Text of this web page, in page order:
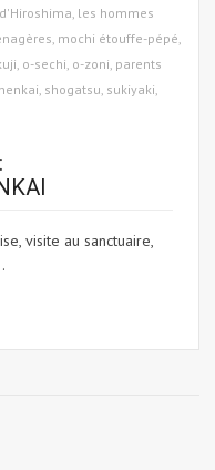
, les hommes
, mochi étouffe-pépé,
, o-sechi, o-zoni, parents
, shogatsu, sukiyaki,
visite au sanctuaire,